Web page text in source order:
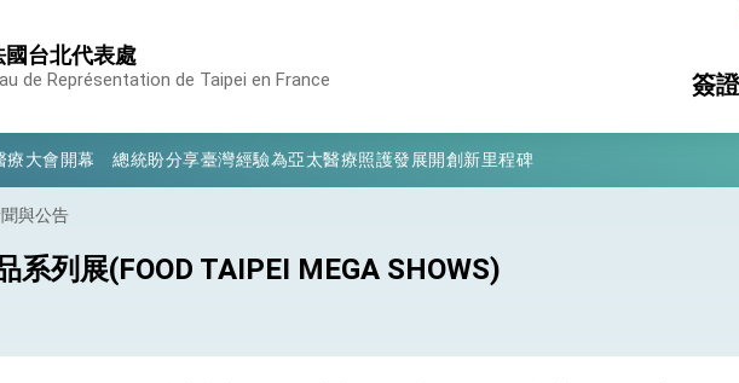
國台北代表處
de Représentation de Taipei en France 簽
領
國
療大會開幕 總統盼分享臺灣經驗為亞太醫療照護發展開創新里程碑
宣影片「台灣醫療點亮世界」及「台灣智慧醫療與健康產業展」預告短片，向世界展現台灣守
返國談話 強調臺灣人有權利走向世界 盼與理念相近國家共同維護國際秩序
統抵達史瓦帝尼王國進行國是訪問
春茶敘 盼化分歧為團結、為國家邁出合作第一步
與公告
系列展(FOOD TAIPEI MEGA SHOWS)